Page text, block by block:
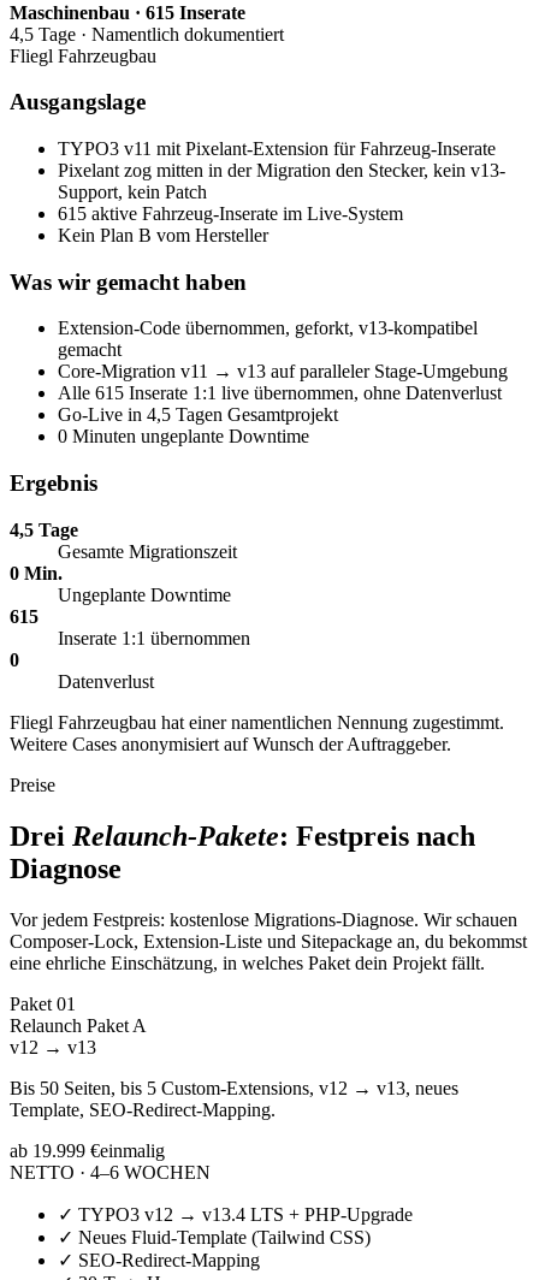
Maschinenbau · 615 Inserate
4,5 Tage · Namentlich dokumentiert
Fliegl Fahrzeugbau
Ausgangslage
TYPO3 v11 mit Pixelant-Extension für Fahrzeug-Inserate
Pixelant zog mitten in der Migration den Stecker, kein v13-
Support, kein Patch
615 aktive Fahrzeug-Inserate im Live-System
Kein Plan B vom Hersteller
Was wir gemacht haben
Extension-Code übernommen, geforkt, v13-kompatibel
gemacht
Core-Migration v11 → v13 auf paralleler Stage-Umgebung
Alle 615 Inserate 1:1 live übernommen, ohne Datenverlust
Go-Live in 4,5 Tagen Gesamtprojekt
0 Minuten ungeplante Downtime
Ergebnis
4,5 Tage
Gesamte Migrationszeit
0 Min.
Ungeplante Downtime
615
Inserate 1:1 übernommen
0
Datenverlust
Fliegl Fahrzeugbau hat einer namentlichen Nennung zugestimmt.
Weitere Cases anonymisiert auf Wunsch der Auftraggeber.
Preise
Drei Relaunch-Pakete: Festpreis nach
Diagnose
Vor jedem Festpreis: kostenlose Migrations-Diagnose. Wir schauen
Composer-Lock, Extension-Liste und Sitepackage an, du bekommst
eine ehrliche Einschätzung, in welches Paket dein Projekt fällt.
Paket 01
Relaunch Paket A
v12 → v13
Bis 50 Seiten, bis 5 Custom-Extensions, v12 → v13, neues
Template, SEO-Redirect-Mapping.
ab 19.999 €einmalig
NETTO · 4–6 WOCHEN
✓ TYPO3 v12 → v13.4 LTS + PHP-Upgrade
✓ Neues Fluid-Template (Tailwind CSS)
✓ SEO-Redirect-Mapping